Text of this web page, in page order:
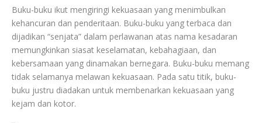
Buku-buku ikut mengiringi kekuasaan yang menimbulkan
kehancuran dan penderitaan. Buku-buku yang terbaca dan
dijadikan “senjata” dalam perlawanan atas nama kesadaran
memungkinkan siasat keselamatan, kebahagiaan, dan
kebersamaan yang dinamakan bernegara. Buku-buku memang
tidak selamanya melawan kekuasaan. Pada satu titik, buku-
buku justru diadakan untuk membenarkan kekuasaan yang
kejam dan kotor.